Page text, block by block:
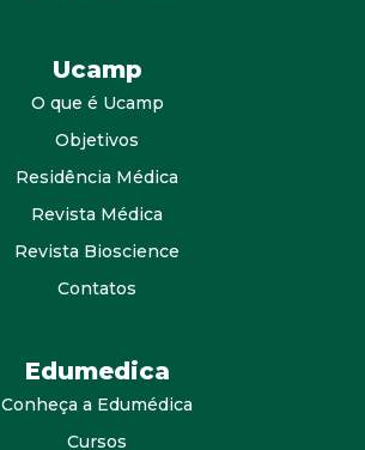
Ucamp
O que é Ucamp
Objetivos
Residência Médica
Revista Médica
Revista Bioscience
Contatos
Edumedica
Conheça a Edumédica
Cursos